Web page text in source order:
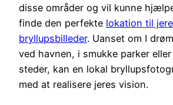
disse områder og vil kunne
finde den perfekte lokation til
bryllupsbilleder. Uanset om I
ved havnen, i smukke parker
steder, kan en lokal
med at realisere jeres vision.